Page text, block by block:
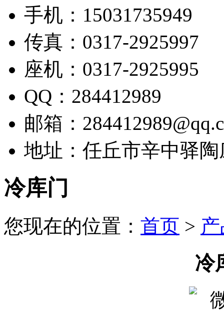
手机：15031735949
传真：0317-2925997
座机：0317-2925995
QQ：284412989
邮箱：
地址：任丘市辛中驿
冷库门
您现在的位置： 首页 >
冷